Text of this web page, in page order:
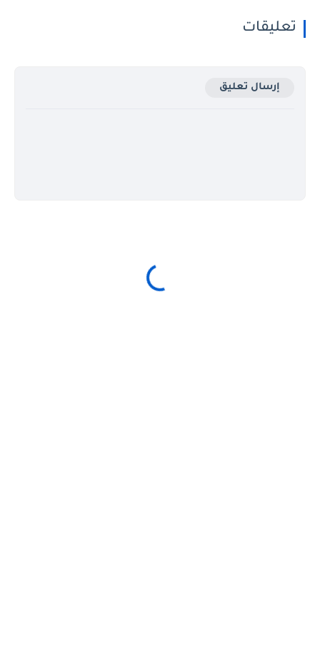
تعليقات
إرسال تعليق